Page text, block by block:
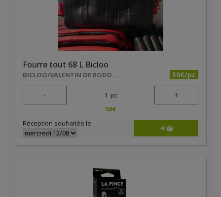
Fourre tout 68 L Bicloo
BICLOO/VALENTIN DE RODDER 50€/pc
- 1 pc +
50€
Réception souhaitée le